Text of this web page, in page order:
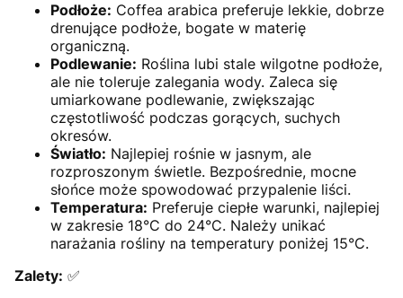
Podłoże: Coffea arabica preferuje lekkie, dobrze
drenujące podłoże, bogate w materię
organiczną.
Podlewanie: Roślina lubi stale wilgotne podłoże,
ale nie toleruje zalegania wody. Zaleca się
umiarkowane podlewanie, zwiększając
częstotliwość podczas gorących, suchych
okresów.
Światło: Najlepiej rośnie w jasnym, ale
rozproszonym świetle. Bezpośrednie, mocne
słońce może spowodować przypalenie liści.
Temperatura: Preferuje ciepłe warunki, najlepiej
w zakresie 18°C do 24°C. Należy unikać
narażania rośliny na temperatury poniżej 15°C.
Zalety: ✅